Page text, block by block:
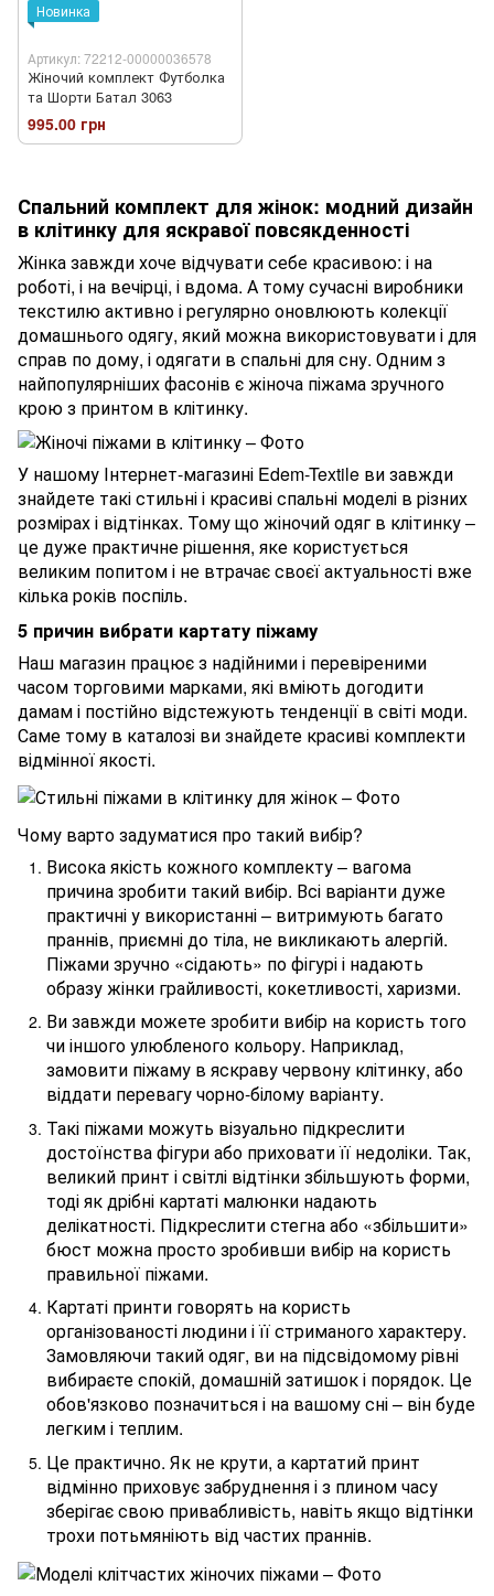
Новинка
Артикул: 72212-00000036578
Жіночий комплект Футболка
та Шорти Батал 3063
995.00 грн
Спальний комплект для жінок: модний дизайн
в клітинку для яскравої повсякденності
Жінка завжди хоче відчувати себе красивою: і на
роботі, і на вечірці, і вдома. А тому сучасні виробники
текстилю активно і регулярно оновлюють колекції
домашнього одягу, який можна використовувати і для
справ по дому, і одягати в спальні для сну. Одним з
найпопулярніших фасонів є жіноча піжама зручного
крою з принтом в клітинку.
У нашому Інтернет-магазині Edem-Textile ви завжди
знайдете такі стильні і красиві спальні моделі в різних
розмірах і відтінках. Тому що жіночий одяг в клітинку –
це дуже практичне рішення, яке користується
великим попитом і не втрачає своєї актуальності вже
кілька років поспіль.
5 причин вибрати картату піжаму
Наш магазин працює з надійними і перевіреними
часом торговими марками, які вміють догодити
дамам і постійно відстежують тенденції в світі моди.
Саме тому в каталозі ви знайдете красиві комплекти
відмінної якості.
Чому варто задуматися про такий вибір?
Висока якість кожного комплекту – вагома
причина зробити такий вибір. Всі варіанти дуже
практичні у використанні – витримують багато
праннів, приємні до тіла, не викликають алергій.
Піжами зручно «сідають» по фігурі і надають
образу жінки грайливості, кокетливості, харизми.
Ви завжди можете зробити вибір на користь того
чи іншого улюбленого кольору. Наприклад,
замовити піжаму в яскраву червону клітинку, або
віддати перевагу чорно-білому варіанту.
Такі піжами можуть візуально підкреслити
достоїнства фігури або приховати її недоліки. Так,
великий принт і світлі відтінки збільшують форми,
тоді як дрібні картаті малюнки надають
делікатності. Підкреслити стегна або «збільшити»
бюст можна просто зробивши вибір на користь
правильної піжами.
Картаті принти говорять на користь
організованості людини і її стриманого характеру.
Замовляючи такий одяг, ви на підсвідомому рівні
вибираєте спокій, домашній затишок і порядок. Це
обов'язково позначиться і на вашому сні – він буде
легким і теплим.
Це практично. Як не крути, а картатий принт
відмінно приховує забруднення і з плином часу
зберігає свою привабливість, навіть якщо відтінки
трохи потьмяніють від частих праннів.